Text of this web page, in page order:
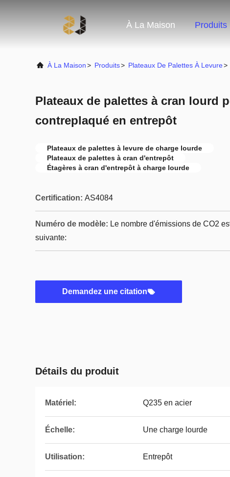
À La Maison Produits
À La Maison> Produits> Plateaux De Palettes À Levure>
Plateaux de palettes à cran lourd
contreplaqué en entrepôt
Plateaux de palettes à levure de charge lourde
Plateaux de palettes à cran d'entrepôt
Étagères à cran d'entrepôt à charge lourde
Certification: AS4084
Numéro de modèle: Le nombre d'émissions de CO2
suivante:
Demandez une citation
Détails du produit
Matériel: Q235 en acier
Échelle: Une charge lourde
Utilisation: Entrepôt